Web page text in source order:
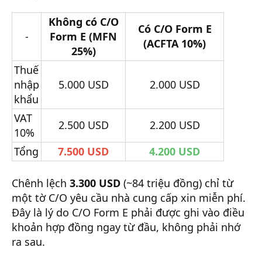
-
Không có C/O
Form E (MFN
25%)
Có C/O Form E
(ACFTA 10%)
Thuế
nhập
khẩu
5.000 USD 2.000 USD
VAT
10%
2.500 USD
2.200 USD
Tổng
7.500 USD 4.200 USD
Chênh lệch 3.300 USD (~84 triệu đồng) chỉ từ
một tờ C/O yêu cầu nhà cung cấp xin miễn phí.
Đây là lý do C/O Form E phải được ghi vào điều
khoản hợp đồng ngay từ đầu, không phải nhớ
ra sau.